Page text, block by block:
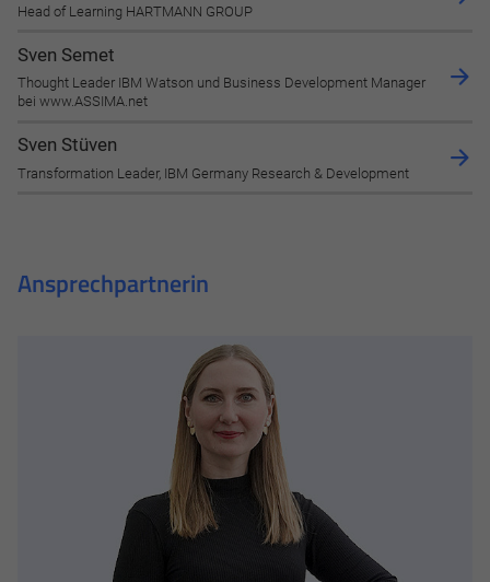
Head of Learning HARTMANN GROUP
Sven Semet
Thought Leader IBM Watson und Business Development Manager
bei www.ASSIMA.net
Sven Stüven
Transformation Leader, IBM Germany Research & Development
Ansprechpartnerin
anonymisierte Daten an eventuelle Drittanbieter
Cookie Informationen anzeigen
Datenschutz